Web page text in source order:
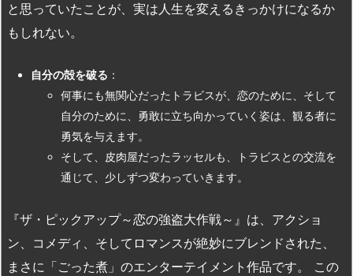
と思っていたことが、実は人生を変えるきっかけになるか
もしれない。
自分の殻を破る ：
何事にも無関心だったトラビスが、恋のために、そして
自分のために、勇敢に立ち向かっていく姿は、観る者に
勇気を与えます。
そして、皮肉屋だったラッセルも、トラビスとの交流を
通じて、少しずつ変わっていきます。
『ザ・ピックアップ～恋の強盗大作戦～』は、アクショ
ン、コメディ、そしてロマンスが絶妙にブレンドされた、
まさに「ごった煮」のエンターテイメント作品です。 この